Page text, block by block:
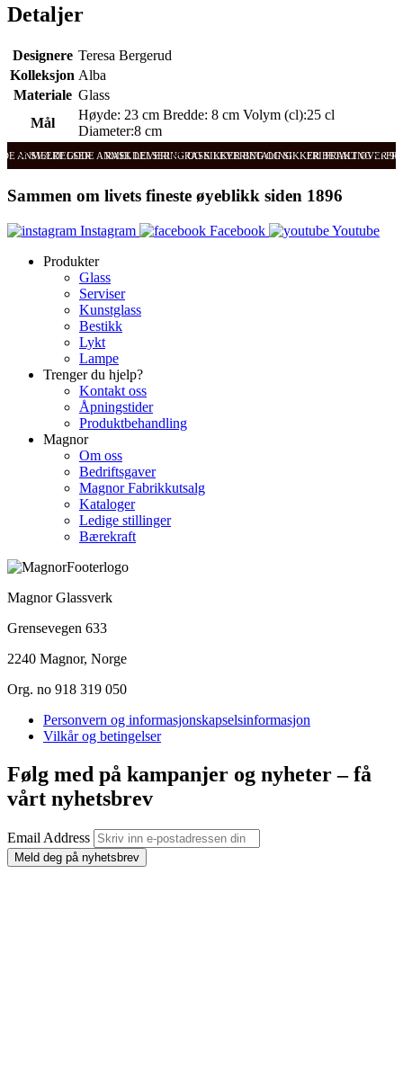
Detaljer
Designere Teresa Bergerud
Kolleksjon Alba
Materiale Glass
Mål
Høyde: 23 cm Bredde: 8 cm Volym (cl):25 cl
Diameter:8 cm
ANMELDELSER RASK LEVERING OG SIKKER BETALING FRI FRAKT OVER
SVÆRT GODE ANMELDELSER RASK LEVERING OG SIKKER BETALING
Sammen om livets fineste øyeblikk siden 1896
Instagram Facebook
Youtube
Produkter
Glass
Serviser
Kunstglass
Bestikk
Lykt
Lampe
Trenger du hjelp?
Kontakt oss
Åpningstider
Produktbehandling
Magnor
Om oss
Bedriftsgaver
Magnor Fabrikkutsalg
Kataloger
Ledige stillinger
Bærekraft
Magnor Glassverk
Grensevegen 633
2240 Magnor, Norge
Org. no 918 319 050
Personvern og informasjonskapselsinformasjon
Vilkår og betingelser
Følg med på kampanjer og nyheter – få
vårt nyhetsbrev
Email Address
Meld deg på nyhetsbrev